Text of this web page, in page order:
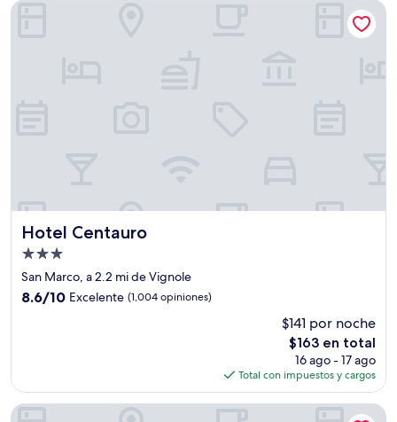
Hotel Centauro
Hotel Centauro
Propiedad
de
3.0
estrellas
San Marco, a 2.2 mi de Vignole
8.6
8.6/10 Excelente (1,004 opiniones)
$141 por noche
El
precio
actual
es
de
$163 en total
16 ago - 17 ago
Total con impuestos y cargos
Hotel Centauro
Unahotels Ala Venezia - Adults Only